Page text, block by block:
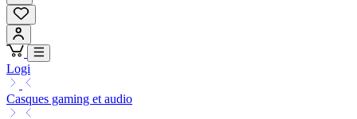
Logi
Casques gaming et audio